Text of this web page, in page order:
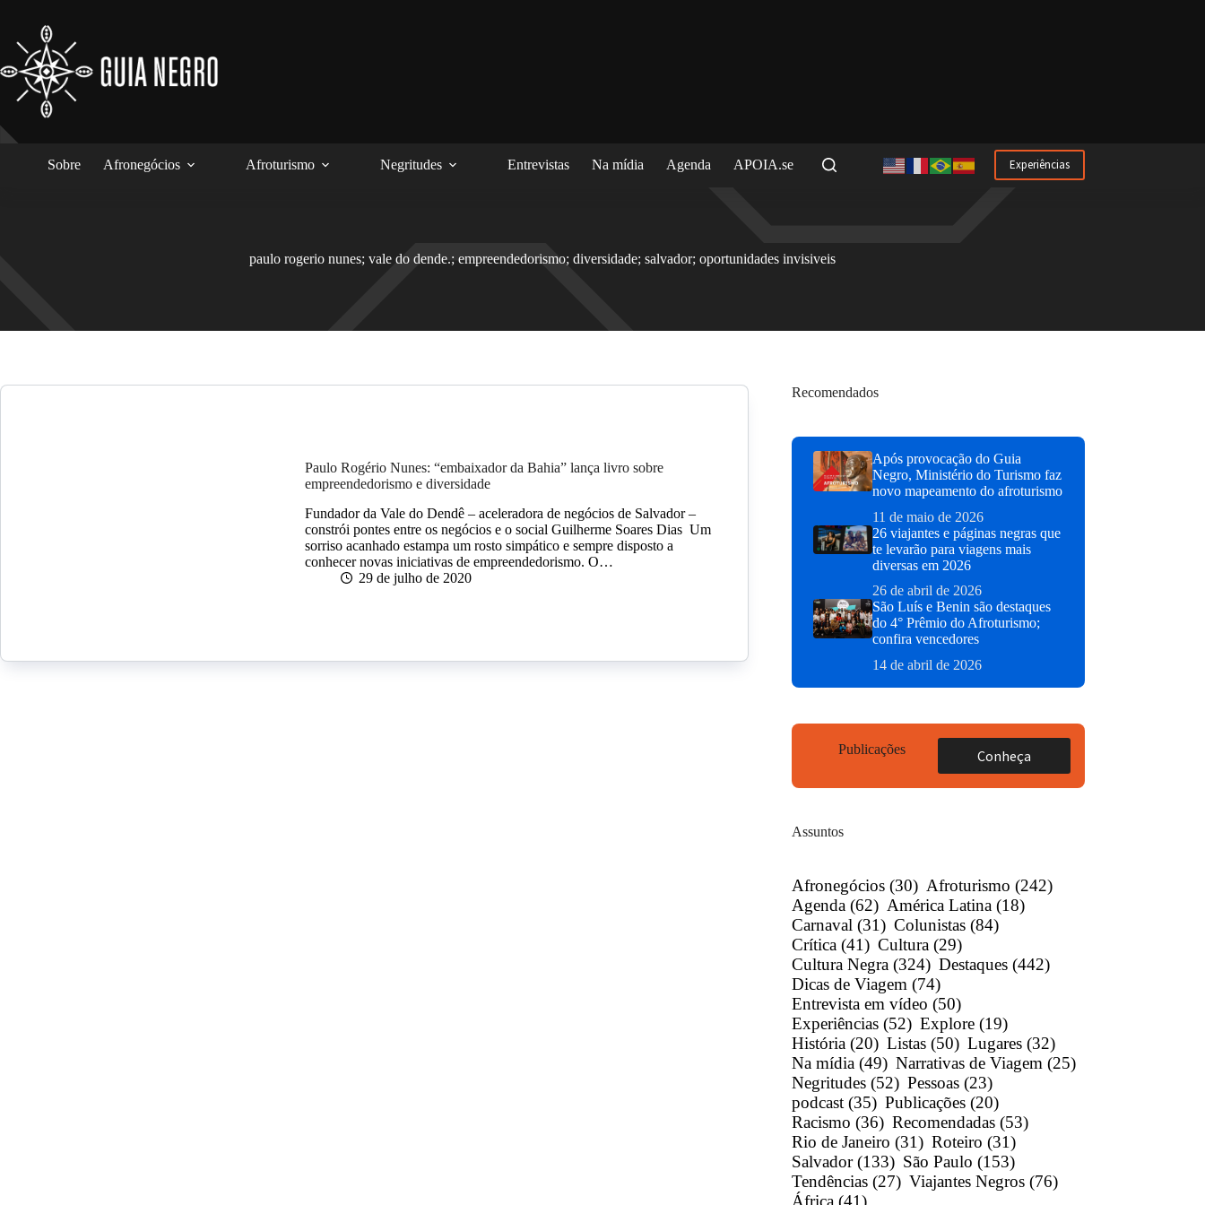
conteúdo
Sobre Afronegócios Afroturismo Negritudes Entrevistas Na mídia Agenda APOIA.se Experiências
paulo rogerio nunes; vale do dende.; empreendedorismo; diversidade; salvador; oportunidades invisiveis
Paulo Rogério Nunes: “embaixador da Bahia” lança livro sobre
empreendedorismo e diversidade
Fundador da Vale do Dendê – aceleradora de negócios de Salvador –
constrói pontes entre os negócios e o social Guilherme Soares Dias Um
sorriso acanhado estampa um rosto simpático e sempre disposto a
conhecer novas iniciativas de empreendedorismo. O…
29 de julho de 2020
Recomendados
Após provocação do Guia
Negro, Ministério do Turismo faz
novo mapeamento do afroturismo
11 de maio de 2026
26 viajantes e páginas negras que
te levarão para viagens mais
diversas em 2026
26 de abril de 2026
São Luís e Benin são destaques
do 4° Prêmio do Afroturismo;
confira vencedores
14 de abril de 2026
Publicações Conheça
Assuntos
Afronegócios (30) Afroturismo (242)
Agenda (62) América Latina (18)
Carnaval (31) Colunistas (84)
Crítica (41) Cultura (29)
Cultura Negra (324) Destaques (442)
Dicas de Viagem (74)
Entrevista em vídeo (50)
Experiências (52) Explore (19)
História (20) Listas (50) Lugares (32)
Na mídia (49) Narrativas de Viagem (25)
Negritudes (52) Pessoas (23)
podcast (35) Publicações (20)
Racismo (36) Recomendadas (53)
Rio de Janeiro (31) Roteiro (31)
Salvador (133) São Paulo (153)
Tendências (27) Viajantes Negros (76)
África (41)